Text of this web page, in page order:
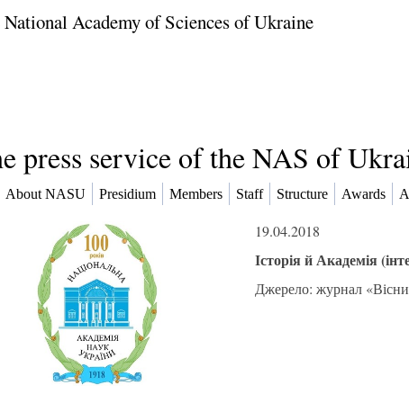
Academy of Sciences of Ukraine
press service of the NAS of
About NASU Presidium Members Staff Structure Awards
19.04.2018
Історія й Академія
Джерело: журнал